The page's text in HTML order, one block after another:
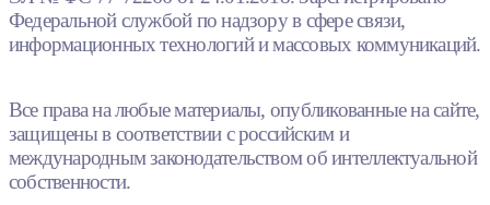
Федеральной службой по надзору в сфере связи,
информационных технологий и массовых коммуникаций.
Все права на любые материалы, опубликованные на сайте,
защищены в соответствии с российским и
международным законодательством об интеллектуальной
собственности.